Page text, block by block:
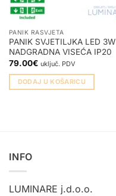
PANIK RASVJETA
PANIK SVJETILJKA LED 3W
NADGRADNA VISEĆA IP20
79.00€ uključ. PDV
DODAJ U KOŠARICU
INFO
LUMINARE j.d.o.o.